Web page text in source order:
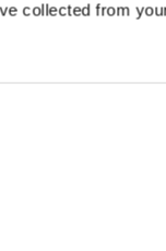
collected from
API-first
Szenarien.